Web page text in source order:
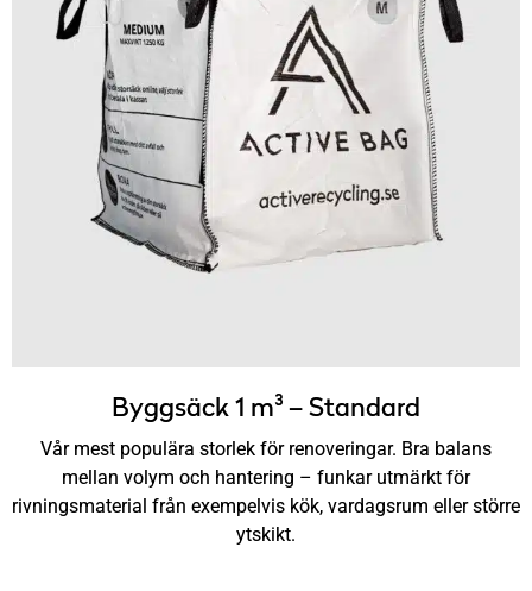
Byggsäck 1 m³ – Standard
Vår mest populära storlek för renoveringar. Bra balans
mellan volym och hantering – funkar utmärkt för
rivningsmaterial från exempelvis kök, vardagsrum eller större
ytskikt.